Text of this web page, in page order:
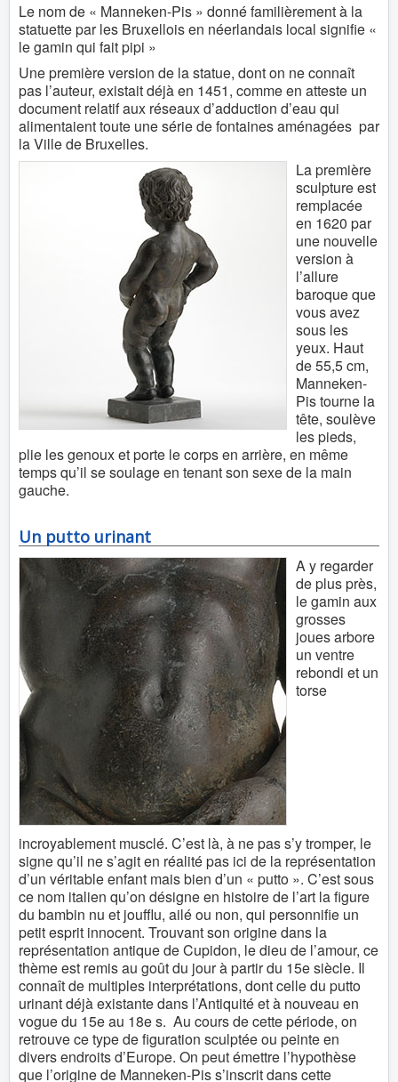
Le nom de « Manneken-Pis » donné familièrement à la
statuette par les Bruxellois en néerlandais local signifie «
le gamin qui fait pipi »
Une première version de la statue, dont on ne connaît
pas l’auteur, existait déjà en 1451, comme en atteste un
document relatif aux réseaux d’adduction d’eau qui
alimentaient toute une série de fontaines aménagées par
la Ville de Bruxelles.
La première
sculpture est
remplacée
en 1620 par
une nouvelle
version à
l’allure
baroque que
vous avez
sous les
yeux. Haut
de 55,5 cm,
Manneken-
Pis tourne la
tête, soulève
les pieds,
plie les genoux et porte le corps en arrière, en même
temps qu’il se soulage en tenant son sexe de la main
gauche.
Un putto urinant
A y regarder
de plus près,
le gamin aux
grosses
joues arbore
un ventre
rebondi et un
torse
incroyablement musclé. C’est là, à ne pas s’y tromper, le
signe qu’il ne s’agit en réalité pas ici de la représentation
d’un véritable enfant mais bien d’un « putto ». C’est sous
ce nom italien qu’on désigne en histoire de l’art la figure
du bambin nu et joufflu, ailé ou non, qui personnifie un
petit esprit innocent. Trouvant son origine dans la
représentation antique de Cupidon, le dieu de l’amour, ce
thème est remis au goût du jour à partir du 15e siècle. Il
connaît de multiples interprétations, dont celle du putto
urinant déjà existante dans l’Antiquité et à nouveau en
vogue du 15e au 18e s. Au cours de cette période, on
retrouve ce type de figuration sculptée ou peinte en
divers endroits d’Europe. On peut émettre l’hypothèse
que l’origine de Manneken-Pis s’inscrit dans cette